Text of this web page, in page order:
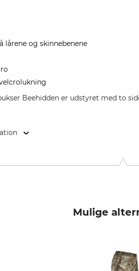
lårene og skinnebenene
Beehidden er udstyret med to
Mulige